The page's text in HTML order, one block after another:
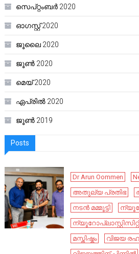
സെപ്റ്റംബർ 2020
ഓഗസ്റ്റ്‌ 2020
ജൂലൈ 2020
ജൂൺ 2020
മെയ്‌ 2020
ഏപ്രിൽ 2020
ജൂൺ 2019
Posts
Dr Arun Oommen
അതുല്യ പ്രതിഭ
നടൻ മമ്മൂട്ടി
മസ്തിഷ്കം
വിജയ